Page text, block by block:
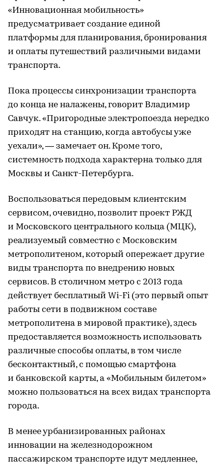
«Инновационная мобильность»
предусматривает создание единой
платформы для планирования, бронирования
и оплаты путешествий различными видами
транспорта.
Пока процессы синхронизации транспорта
до конца не налажены, говорит Владимир
Савчук. «Пригородные электропоезда нередко
приходят на станцию, когда автобусы уже
уехали», — замечает он. Кроме того,
системность подхода характерна только для
Москвы и Санкт-Петербурга.
Воспользоваться передовым клиентским
сервисом, очевидно, позволит проект РЖД
и Московского центрального кольца (МЦК),
реализуемый совместно с Московским
метрополитеном, который опережает другие
виды транспорта по внедрению новых
сервисов. В столичном метро с 2013 года
действует бесплатный Wi-Fi (это первый опыт
работы сети в подвижном составе
метрополитена в мировой практике), здесь
предоставляется возможность использовать
различные способы оплаты, в том числе
бесконтактный, с помощью смартфона
и банковской карты, а «Мобильным билетом»
можно пользоваться на всех видах транспорта
города.
В менее урбанизированных районах
инновации на железнодорожном
пассажирском транспорте идут медленнее,